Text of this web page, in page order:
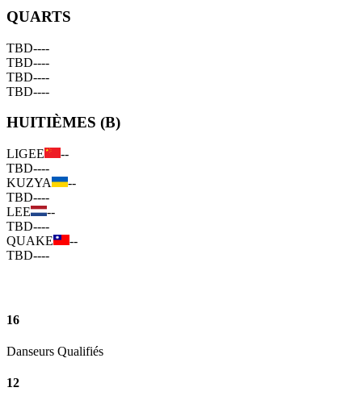
QUARTS
TBD----
TBD----
TBD----
TBD----
HUITIÈMES (B)
LIGEE
--
TBD----
KUZYA
--
TBD----
LEE
--
TBD----
QUAKE
--
TBD----
16
Danseurs Qualifiés
12